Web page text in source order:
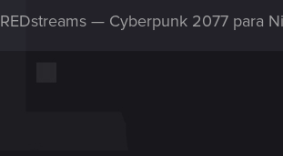
REDstreams — Cyberpunk 2077 para